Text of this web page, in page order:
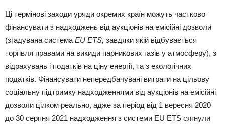
Ці термінові заходи уряди окремих країн можуть частково
фінансувати з надходжень від аукціонів на емісійні дозволи
(згадувана система EU ETS, завдяки якій відбувається
торгівля правами на викиди парникових газів у атмосферу), з
відрахувань і податків на ціну енергії, та з екологічних
податків. Фінансувати непередбачувані витрати на цільову
соціальну підтримку надходженнями від аукціонів на емісійні
дозволи цілком реально, адже за період від 1 вересня 2020
до 30 серпня 2021 надходження з системи EU ETS сягнули